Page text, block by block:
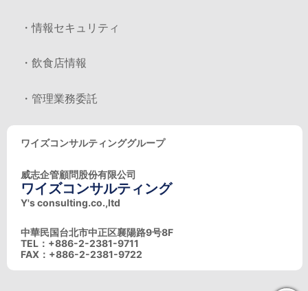
・情報セキュリティ
・飲食店情報
・管理業務委託
ワイズコンサルティンググループ
威志企管顧問股份有限公司
ワイズコンサルティング
Y's consulting.co.,ltd
中華民国台北市中正区襄陽路9号8F
TEL：+886-2-2381-9711
FAX：+886-2-2381-9722